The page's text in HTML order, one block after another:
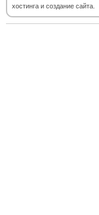
хостинга и создание сайта.